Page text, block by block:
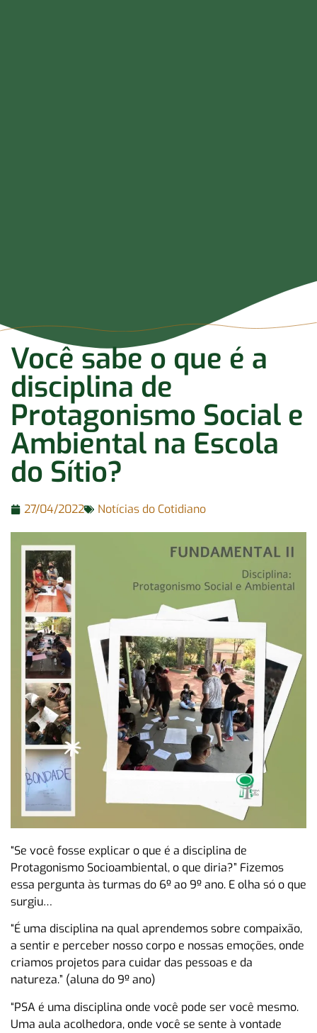
Você sabe o que é a
disciplina de
Protagonismo Social e
Ambiental na Escola
do Sítio?
27/04/2022 Notícias do Cotidiano
“Se você fosse explicar o que é a disciplina de
Protagonismo Socioambiental, o que diria?” Fizemos
essa pergunta às turmas do 6º ao 9º ano. E olha só o que
surgiu…
“É uma disciplina na qual aprendemos sobre compaixão,
a sentir e perceber nosso corpo e nossas emoções, onde
criamos projetos para cuidar das pessoas e da
natureza.” (aluna do 9º ano)
“PSA é uma disciplina onde você pode ser você mesmo.
Uma aula acolhedora, onde você se sente à vontade